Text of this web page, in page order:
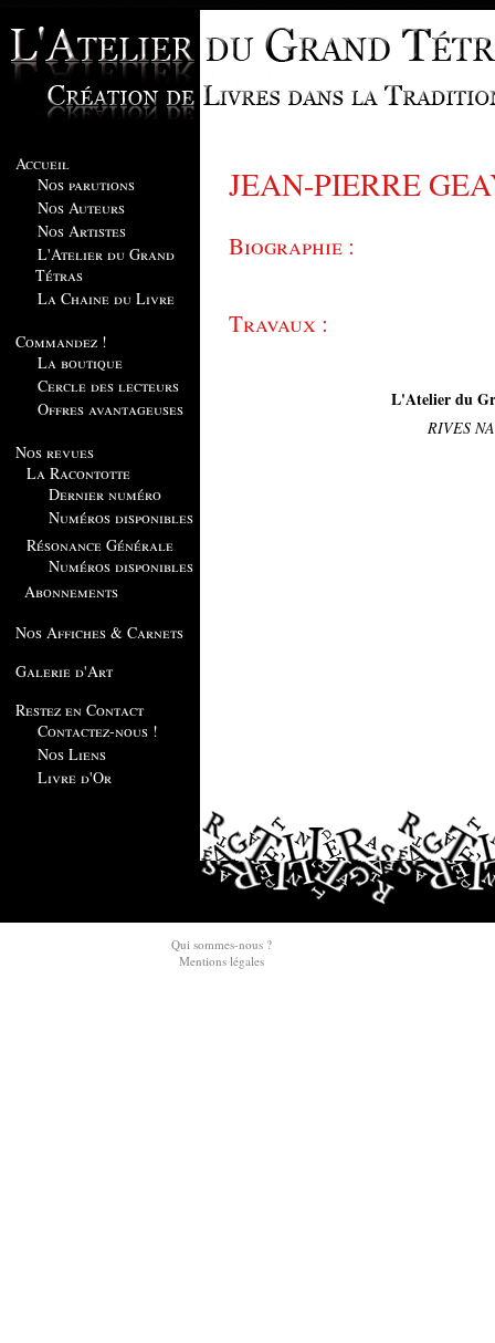
Accueil
Nos parutions
Nos Auteurs
Nos Artistes
L'Atelier du Grand
Tétras
La Chaine du Livre
Commandez !
La boutique
Cercle des lecteurs
Offres avantageuses
Nos revues
La Racontotte
Dernier numéro
Numéros disponibles
Résonance Générale
Numéros disponibles
Abonnements
Nos Affiches & Carnets
Galerie d'Art
Restez en Contact
Contactez-nous !
Nos Liens
Livre d'Or
JEAN-PIERRE
Biographie :
Travaux :
L'Atelier du
RIVES
Qui sommes-nous ?
Mentions légales